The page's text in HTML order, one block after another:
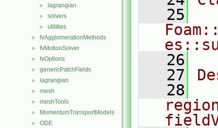
► lagrangian
► solvers
► utilities
► fvAgglomerationMethods
► fvMotionSolver
► fvOptions
► genericPatchFields
► lagrangian
► mesh
► meshTools
► MomentumTransportModels
► ODE
   25
   26
   27
   28